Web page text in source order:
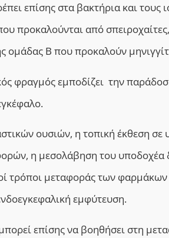
επίσης στα βακτήρια και
που προκαλούνται από
ομάδας Β που προκαλούν
φραγμός εμποδίζει την
.
ουσιών, η τοπική έκθεση
η μεσολάβηση του υποδοχέα
τρόποι μεταφοράς των
εμφύτευση.
επίσης να βοηθήσει στη